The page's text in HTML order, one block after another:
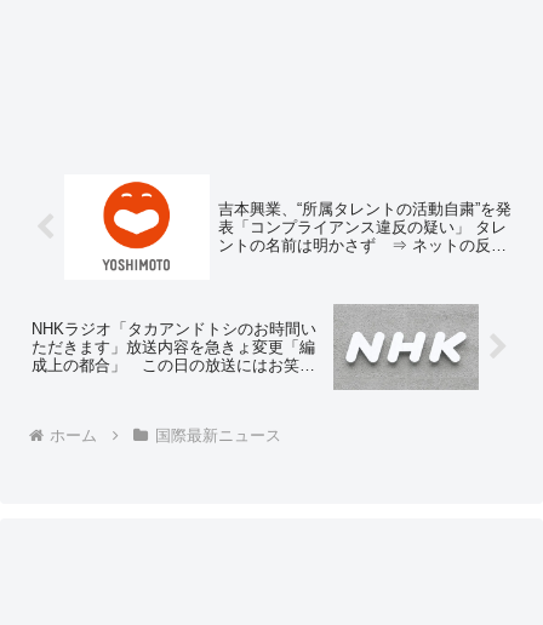
吉本興業、“所属タレントの活動自粛”を発
表「コンプライアンス違反の疑い」 タレ
ントの名前は明かさず ⇒ ネットの反応
NHKラジオ「タカアンドトシのお時間い
ただきます」放送内容を急きょ変更「編
成上の都合」 この日の放送にはお笑い
ホーム 国際最新ニュース